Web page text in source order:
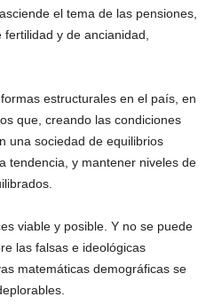
el tema de las pensiones,
y de ancianidad,
estructurales en el país, en
que, creando las condiciones
una sociedad de equilibrios
tendencia, y mantener niveles de
viable y posible. Y no se puede
las falsas e ideológicas
matemáticas demográficas se